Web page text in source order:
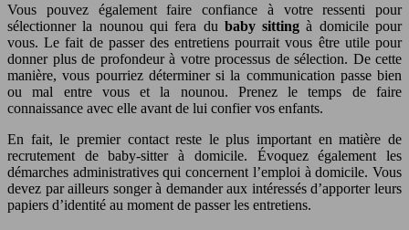
Vous pouvez également faire confiance à votre ressenti pour
sélectionner la nounou qui fera du baby sitting à domicile pour
vous. Le fait de passer des entretiens pourrait vous être utile pour
donner plus de profondeur à votre processus de sélection. De cette
manière, vous pourriez déterminer si la communication passe bien
ou mal entre vous et la nounou. Prenez le temps de faire
connaissance avec elle avant de lui confier vos enfants.
En fait, le premier contact reste le plus important en matière de
recrutement de baby-sitter à domicile. Évoquez également les
démarches administratives qui concernent l’emploi à domicile. Vous
devez par ailleurs songer à demander aux intéressés d’apporter leurs
papiers d’identité au moment de passer les entretiens.